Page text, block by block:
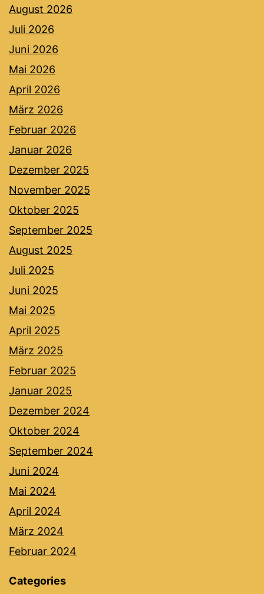
August 2026
Juli 2026
Juni 2026
Mai 2026
April 2026
März 2026
Februar 2026
Januar 2026
Dezember 2025
November 2025
Oktober 2025
September 2025
August 2025
Juli 2025
Juni 2025
Mai 2025
April 2025
März 2025
Februar 2025
Januar 2025
Dezember 2024
Oktober 2024
September 2024
Juni 2024
Mai 2024
April 2024
März 2024
Februar 2024
Categories